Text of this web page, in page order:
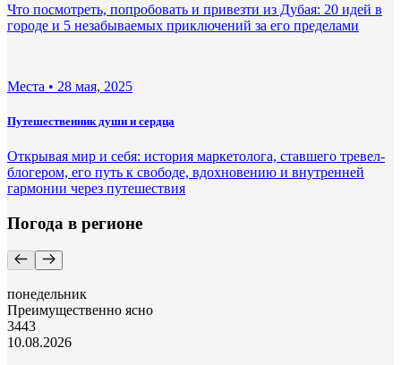
Что посмотреть, попробовать и привезти из Дубая: 20 идей в
городе и 5 незабываемых приключений за его пределами
Места • 28 мая, 2025
Путешественник души и сердца
Открывая мир и себя: история маркетолога, ставшего тревел-
блогером, его путь к свободе, вдохновению и внутренней
гармонии через путешествия
Погода в регионе
понедельник
Преимущественно ясно
3443
10.08.2026